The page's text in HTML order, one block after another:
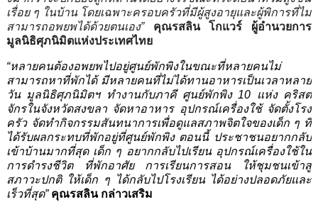
เรื่อย ๆ ในบ้าน โดยเฉพาะครอบครัวที่มีผู้สูงอายุและผู้พิการที่ไม่
สามารถอพยพได้ด้วยตนเอง”คุณรสลิน โกแวร์ ผู้อำนวยการ
มูลนิธิศุภนิมิตแห่งประเทศไทย
“หลายคนต้องอพยพไปอยู่ศูนย์พักพิงในขณะที่หลายคนไม่
สามารถหาที่พักได้ มีหลายคนที่ไม่ได้ทานอาหารเป็นเวลาหลาย
วัน มูลนิธิศุภนิมิตฯ ทำงานกับภาคี ศูนย์พักพิง 10 แห่ง คริสต
จักรในจังหวัดสงขลา จัดหาอาหาร อุปกรณ์เครื่องใช้ จัดตั้งโรง
ครัว จัดทำกิจกรรมสันทนาการเพื่อดูแลสภาพจิตใจของเด็ก ๆ ที่
ได้รับผลกระทบที่พักอยู่ที่ศูนย์พักพิง ตอนนี้ ประชาชนอยากกลับ
เข้าบ้านมากที่สุด เด็ก ๆ อยากกลับไปเรียน อุปกรณ์เครื่องใช้ใน
การดำรงชีวิต ที่พักอาศัย การเรียนการสอน ให้ชุมชนเข้าสู่
สภาวะปกติ ให้เด็ก ๆ ได้กลับไปโรงเรียน ได้อย่างปลอดภัยและ
เร็วที่สุด” คุณรสลิน กล่าวเสริม